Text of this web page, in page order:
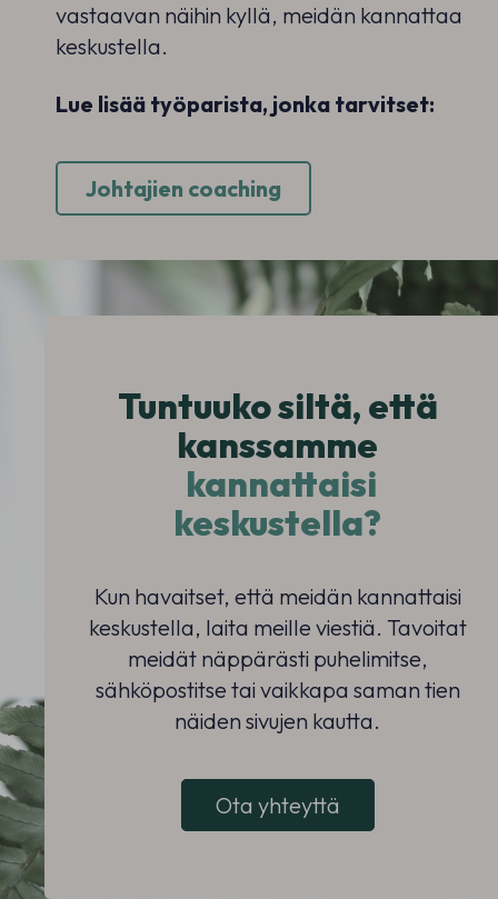
vastaavan näihin kyllä, meidän kannattaa
keskustella.
Lue lisää työparista, jonka tarvitset:
Johtajien coaching
Tuntuuko siltä, että
kanssamme
kannattaisi
keskustella?
Kun havaitset, että meidän kannattaisi
keskustella, laita meille viestiä. Tavoitat
meidät näppärästi puhelimitse,
sähköpostitse tai vaikkapa saman tien
näiden sivujen kautta.
Ota yhteyttä